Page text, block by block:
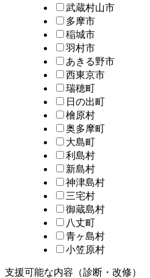
武蔵村山市
多摩市
稲城市
羽村市
あきる野市
西東京市
瑞穂町
日の出町
檜原村
奥多摩町
大島町
利島村
新島村
神津島村
三宅村
御蔵島村
八丈町
青ヶ島村
小笠原村
支援可能な内容（診断・改修）